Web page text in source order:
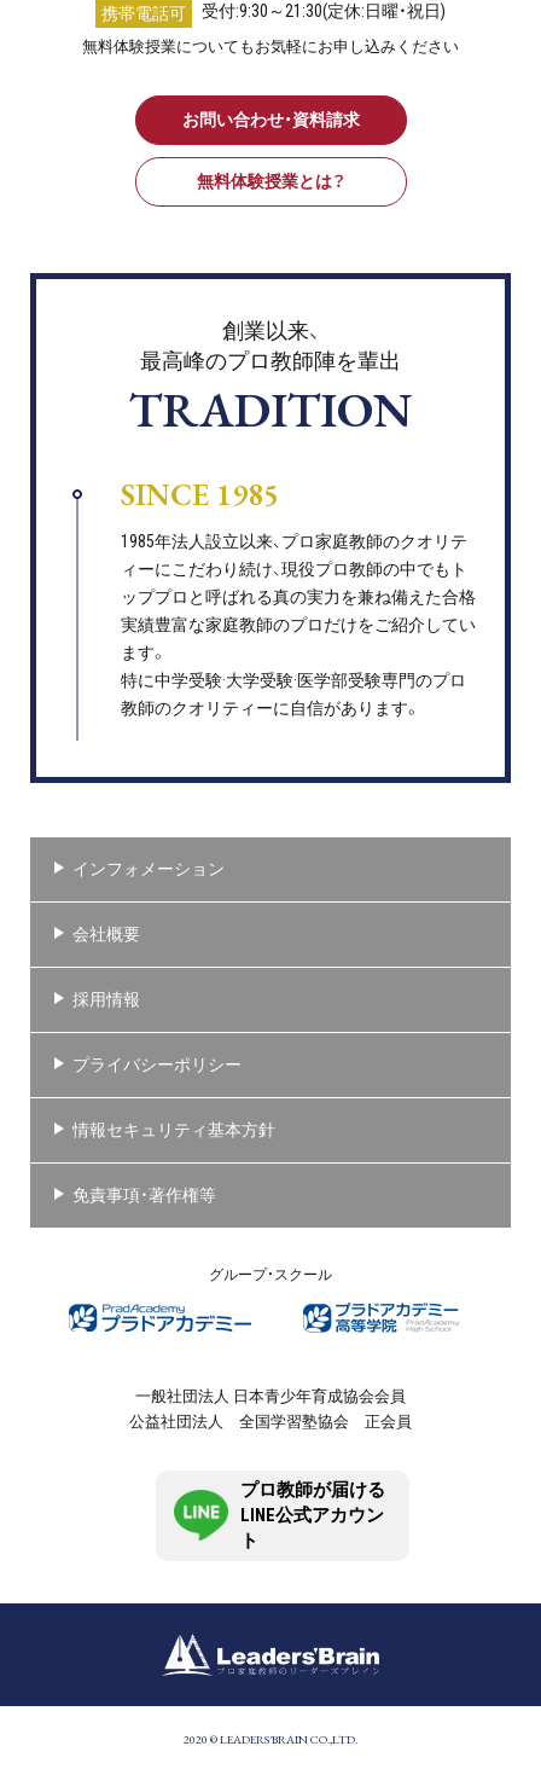
携帯電話可 受付:9:30～21:30(定休:日曜・祝日)
無料体験授業についてもお気軽にお申し込みください
お問い合わせ・資料請求
無料体験授業とは？
創業以来、
最高峰のプロ教師陣を輩出
TRADITION
SINCE 1985
1985年法人設立以来、プロ家庭教師のクオリテ
ィーにこだわり続け、現役プロ教師の中でもト
ッププロと呼ばれる真の実力を兼ね備えた合格
実績豊富な家庭教師のプロだけをご紹介してい
ます。
特に中学受験·大学受験·医学部受験専門のプロ
教師のクオリティーに自信があります。
インフォメーション
会社概要
採用情報
プライバシーポリシー
情報セキュリティ基本方針
免責事項・著作権等
グループ・スクール
一般社団法人 日本青少年育成協会会員
公益社団法人 全国学習塾協会 正会員
プロ教師が届ける
LINE公式アカウン
ト
2020 © LEADERS'BRAIN CO.,LTD.